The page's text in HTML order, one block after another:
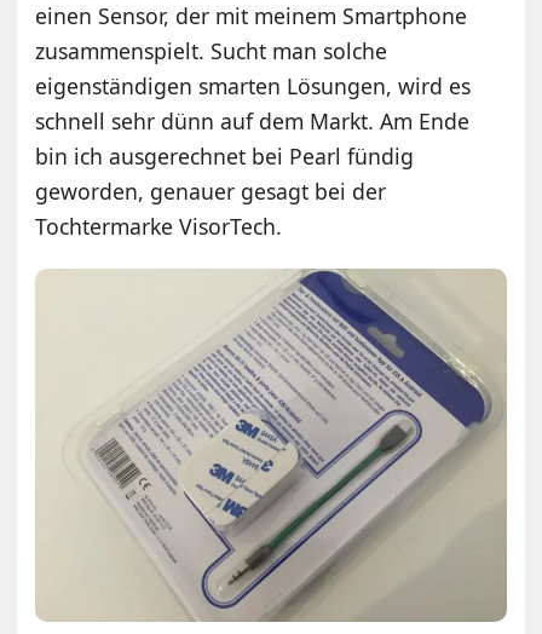
einen Sensor, der mit meinem Smartphone
zusammenspielt. Sucht man solche
eigenständigen smarten Lösungen, wird es
schnell sehr dünn auf dem Markt. Am Ende
bin ich ausgerechnet bei Pearl fündig
geworden, genauer gesagt bei der
Tochtermarke VisorTech.